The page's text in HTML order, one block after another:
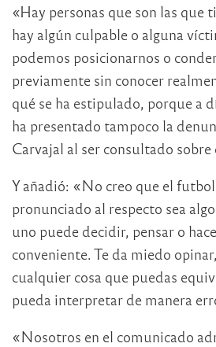
«Hay personas que son las que
hay algún culpable o alguna
podemos posicionarnos o
previamente sin conocer
qué se ha estipulado, porque a
ha presentado tampoco la
Carvajal al ser consultado sobre
Y añadió: «No creo que el
pronunciado al respecto sea
uno puede decidir, pensar o
conveniente. Te da miedo
cualquier cosa que puedas
pueda interpretar de manera
«Nosotros en el comunicado